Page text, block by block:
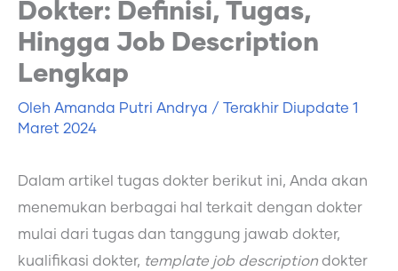
Dokter: Definisi, Tugas,
Hingga Job Description
Lengkap
Oleh Amanda Putri Andrya / Terakhir Diupdate 1
Maret 2024
Dalam artikel tugas dokter berikut ini, Anda akan
menemukan berbagai hal terkait dengan dokter
mulai dari tugas dan tanggung jawab dokter,
kualifikasi dokter, template job description dokter